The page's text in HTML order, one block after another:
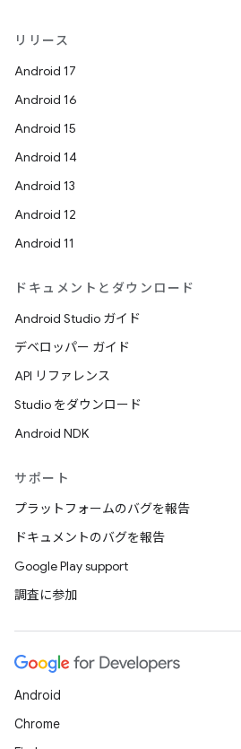
リリース
Android 17
Android 16
Android 15
Android 14
Android 13
Android 12
Android 11
ドキュメントとダウンロード
Android Studio ガイド
デベロッパー ガイド
API リファレンス
Studio をダウンロード
Android NDK
サポート
プラットフォームのバグを報告
ドキュメントのバグを報告
Google Play support
調査に参加
Android
Chrome